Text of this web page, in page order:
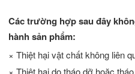
Các trường hợp sau đây
hành sản phẩm:
× Thiệt hại vật chất không liên